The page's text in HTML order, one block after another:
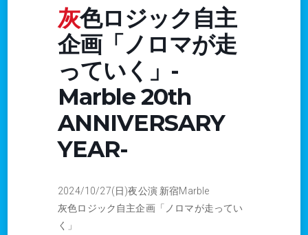
灰色ロジック自主
企画「ノロマが走
っていく」-
Marble 20th
ANNIVERSARY
YEAR-
2024/10/27(日)夜公演 新宿Marble
灰色ロジック自主企画「ノロマが走ってい
く」